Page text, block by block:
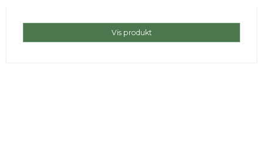
Vis produkt